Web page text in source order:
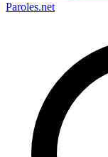
Paroles.net